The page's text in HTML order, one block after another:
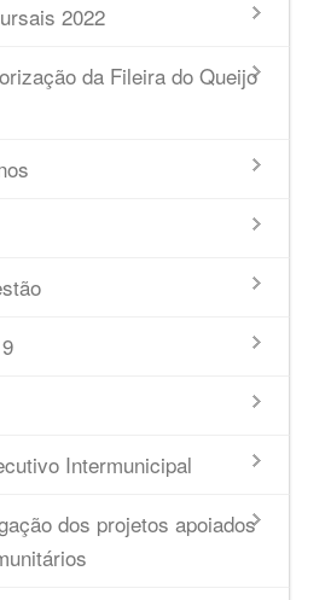
2022
da Fileira do Queijo
Intermunicipal
dos projetos apoiados